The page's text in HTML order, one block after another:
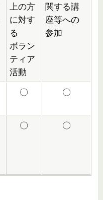
上の方
に対す
る
ボラン
ティア
活動
関する講
座等への
参加
〇 〇
〇 〇